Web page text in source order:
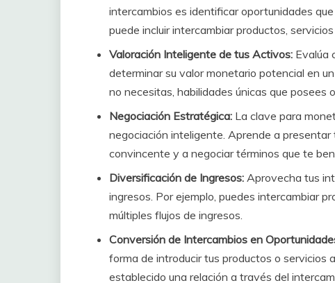
intercambios es identificar oportunidades
puede incluir intercambiar productos,
Valoración Inteligente de tus Activos: Evalúa
determinar su valor monetario potencial en
no necesitas, habilidades únicas que posees
Negociación Estratégica: La clave para
negociación inteligente. Aprende a
convincente y a negociar términos que te
Diversificación de Ingresos: Aprovecha tus
ingresos. Por ejemplo, puedes intercambiar
múltiples flujos de ingresos.
Conversión de Intercambios en
forma de introducir tus productos o servicios
establecido una relación a través del